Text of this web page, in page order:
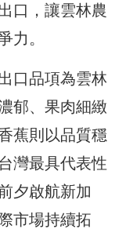
口，讓雲林農
力。
口品項為雲林
郁、果肉細緻
蕉則以品質穩
灣最具代表性
夕啟航新加
市場持續拓